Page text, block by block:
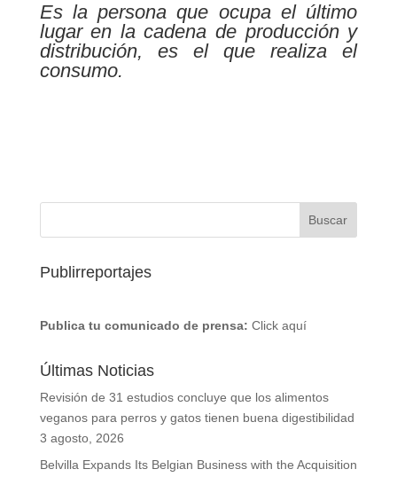
Es la persona que ocupa el último
lugar en la cadena de producción y
distribución, es el que realiza el
consumo.
Publirreportajes
Publica tu comunicado de prensa: Click aquí
Últimas Noticias
Revisión de 31 estudios concluye que los alimentos
veganos para perros y gatos tienen buena digestibilidad
3 agosto, 2026
Belvilla Expands Its Belgian Business with the Acquisition